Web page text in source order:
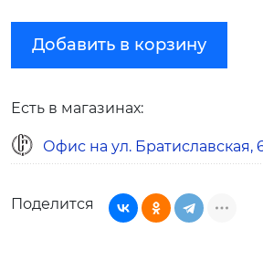
Добавить в корзину
Есть в магазинах:
Офис на ул. Братиславская,
Поделится